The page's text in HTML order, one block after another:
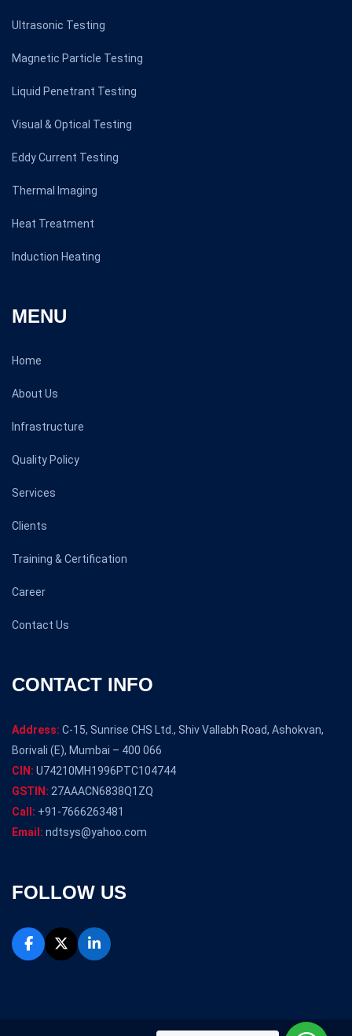
Ultrasonic Testing
Magnetic Particle Testing
Liquid Penetrant Testing
Visual & Optical Testing
Eddy Current Testing
Thermal Imaging
Heat Treatment
Induction Heating
MENU
Home
About Us
Infrastructure
Quality Policy
Services
Clients
Training & Certification
Career
Contact Us
CONTACT INFO
Address: C-15, Sunrise CHS Ltd., Shiv Vallabh Road, Ashokvan,
Borivali (E), Mumbai – 400 066
CIN: U74210MH1996PTC104744
GSTIN: 27AAACN6838Q1ZQ
Call: +91-7666263481
Email: ndtsys@yahoo.com
FOLLOW US